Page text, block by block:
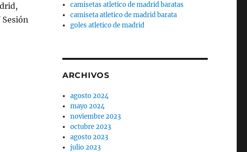
Sesión
camisetas atletico de madrid baratas
camiseta atletico de madrid barata
goles atletico de madrid
ARCHIVOS
agosto 2024
mayo 2024
noviembre 2023
octubre 2023
agosto 2023
julio 2023